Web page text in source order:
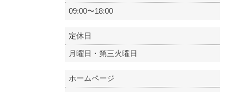
09:00〜18:00
定休日
月曜日・第三火曜日
ホームページ